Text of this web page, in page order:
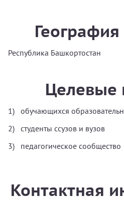
Республика Башкортостан
Целевые
обучающихся
студенты ссузов и вузов
педагогическое сообщество
Контактная